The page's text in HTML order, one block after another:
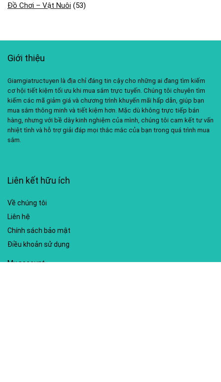
Đồ Chơi – Vật Nuôi (53)
Giới thiệu
Giamgiatructuyen là địa chỉ đáng tin cậy cho những ai đang tìm kiếm
cơ hội tiết kiệm tối ưu khi mua sắm trực tuyến. Chúng tôi chuyên tìm
kiếm các mã giảm giá và chương trình khuyến mãi hấp dẫn, giúp bạn
mua sắm thông minh và tiết kiệm hơn. Mặc dù không trực tiếp bán
hàng, nhưng với bề dày kinh nghiệm của mình, chúng tôi cam kết tư vấn
nhiệt tình và hỗ trợ giải đáp mọi thắc mắc của bạn trong quá trình mua
sắm.
Liên kết hữu ích
Về chúng tôi
Liên hệ
Chính sách bảo mật
Điều khoản sử dụng
My account